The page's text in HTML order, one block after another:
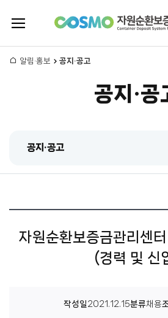
자
보
금
관
전
체
메
뉴
공지·공고
공지·공고
간행물
홈
알림·홍보 공지·공고
공지·공
자원순환보증금관리센
(경력 및 신
작성일 2021.12.15분류채용